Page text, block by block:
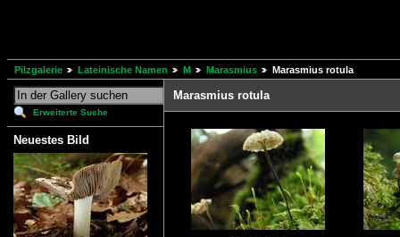
Pilzgalerie Lateinische Namen M Marasmius Marasmius rotula
Erweiterte Suche
Neuestes Bild
Marasmius rotula